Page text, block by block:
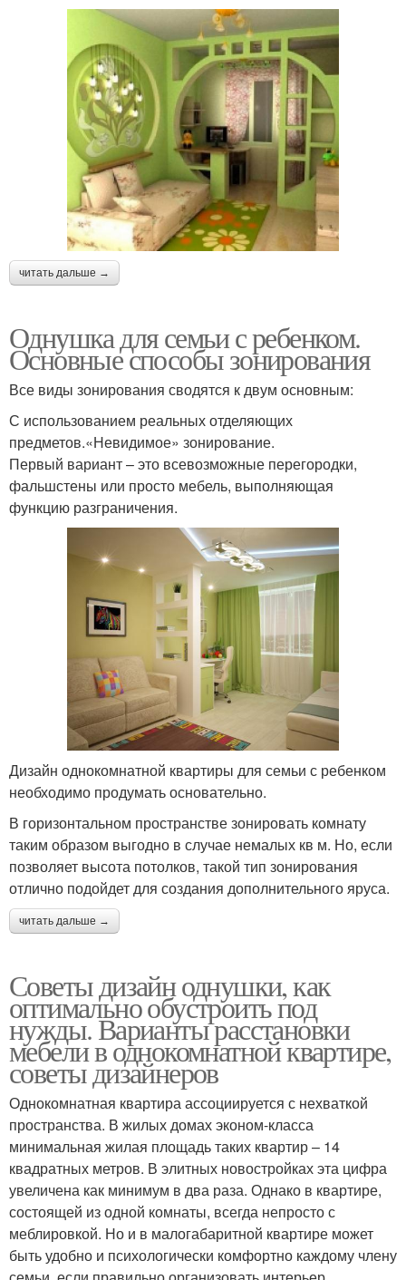
читать дальше →
Однушка для семьи с ребенком.
Основные способы зонирования
Все виды зонирования сводятся к двум основным:
С использованием реальных отделяющих
предметов.«Невидимое» зонирование.
Первый вариант – это всевозможные перегородки,
фальшстены или просто мебель, выполняющая
функцию разграничения.
Дизайн однокомнатной квартиры для семьи с ребенком
необходимо продумать основательно.
В горизонтальном пространстве зонировать комнату
таким образом выгодно в случае немалых кв м. Но, если
позволяет высота потолков, такой тип зонирования
отлично подойдет для создания дополнительного яруса.
читать дальше →
Советы дизайн однушки, как
оптимально обустроить под
нужды. Варианты расстановки
мебели в однокомнатной квартире,
советы дизайнеров
Однокомнатная квартира ассоциируется с нехваткой
пространства. В жилых домах эконом-класса
минимальная жилая площадь таких квартир – 14
квадратных метров. В элитных новостройках эта цифра
увеличена как минимум в два раза. Однако в квартире,
состоящей из одной комнаты, всегда непросто с
меблировкой. Но и в малогабаритной квартире может
быть удобно и психологически комфортно каждому члену